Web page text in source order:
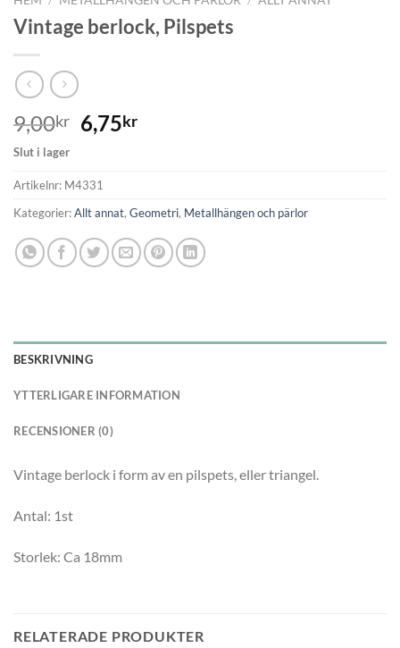
Vintage berlock, Pilspets
9,00kr 6,75kr
Slut i lager
Artikelnr: M4331
Kategorier:Allt annat, Geometri, Metallhängen och pärlor
BESKRIVNING
YTTERLIGARE INFORMATION
RECENSIONER (0)
Vintage berlock i form av en pilspets, eller triangel.
Antal: 1st
Storlek: Ca 18mm
RELATERADE PRODUKTER